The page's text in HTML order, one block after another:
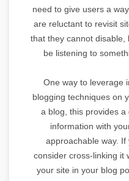
need to give users a
are reluctant to revisit
that they cannot
be listening to
One way to leverage
blogging techniques on
a blog, this provides
information with
approachable way. If
consider cross-linking it
your site in your blog